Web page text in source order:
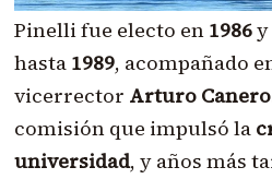
Pinelli fue electo en 1986y
hasta 1989, acompañado
vicerrector Arturo Canero
comisión que impulsó la
universidad, y años más